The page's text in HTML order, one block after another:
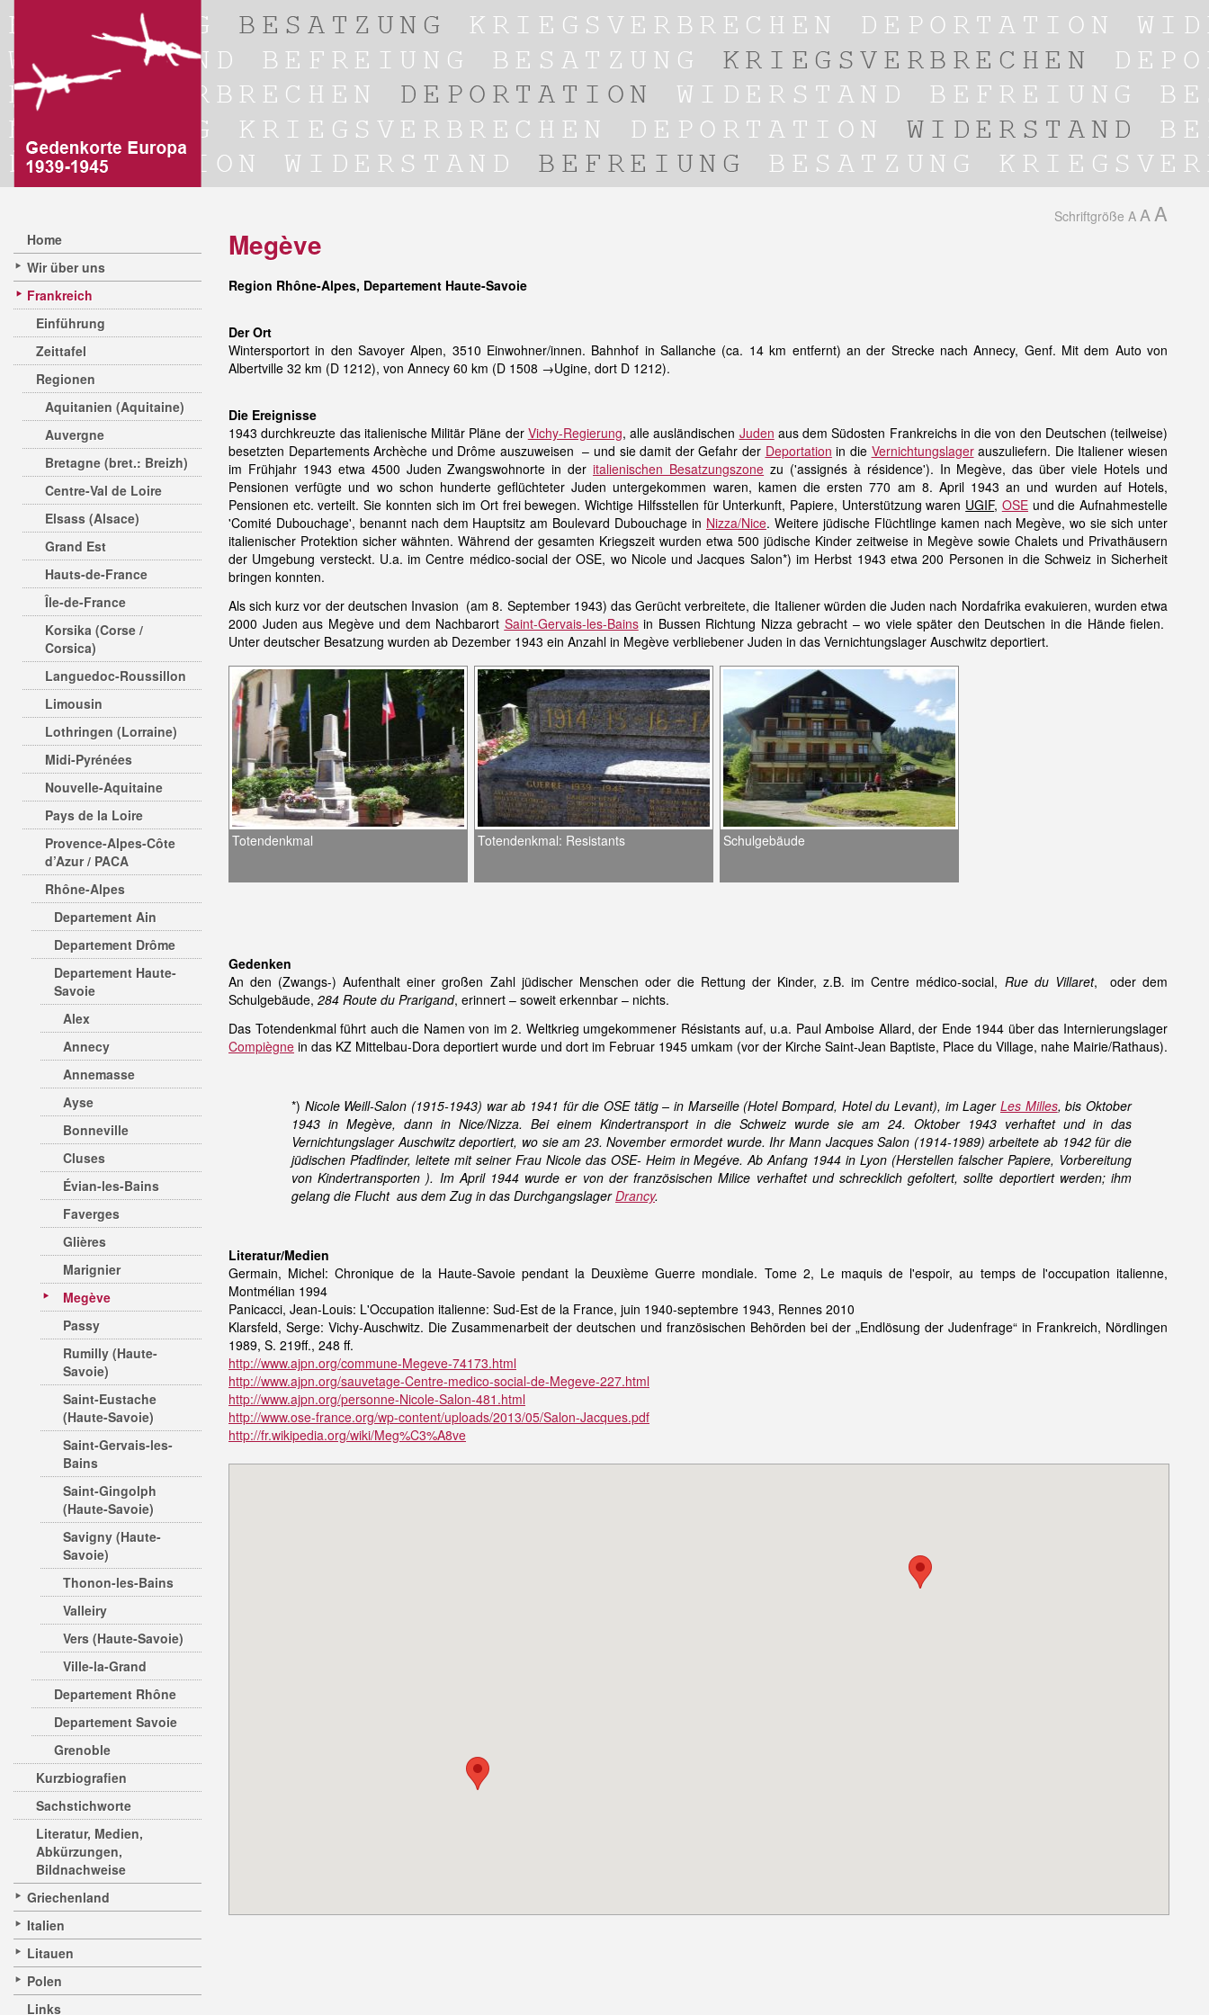
Home
Wir über uns
Frankreich
Einführung
Zeittafel
Regionen
Aquitanien (Aquitaine)
Auvergne
Bretagne (bret.: Breizh)
Centre-Val de Loire
Elsass (Alsace)
Grand Est
Hauts-de-France
Île-de-France
Korsika (Corse /
Corsica)
Languedoc-Roussillon
Limousin
Lothringen (Lorraine)
Midi-Pyrénées
Nouvelle-Aquitaine
Pays de la Loire
Provence-Alpes-Côte
d’Azur / PACA
Rhône-Alpes
Departement Ain
Departement Drôme
Departement Haute-
Savoie
Alex
Annecy
Annemasse
Ayse
Bonneville
Cluses
Évian-les-Bains
Faverges
Glières
Marignier
Megève
Passy
Rumilly (Haute-
Savoie)
Saint-Eustache
(Haute-Savoie)
Saint-Gervais-les-
Bains
Saint-Gingolph
(Haute-Savoie)
Savigny (Haute-
Savoie)
Thonon-les-Bains
Valleiry
Vers (Haute-Savoie)
Ville-la-Grand
Departement Rhône
Departement Savoie
Grenoble
Kurzbiografien
Sachstichworte
Literatur, Medien,
Abkürzungen,
Bildnachweise
Griechenland
Italien
Litauen
Polen
Links
Schriftgröße A A A
Megève
Region Rhône-Alpes, Departement Haute-Savoie
Der Ort
Wintersportort in den Savoyer Alpen, 3510 Einwohner/innen. Bahnhof in Sallanche (ca. 14 km entfernt) an der Strecke nach Annecy, Genf. Mit dem Auto von
Albertville 32 km (D 1212), von Annecy 60 km (D 1508 →Ugine, dort D 1212).
Die Ereignisse
1943 durchkreuzte das italienische Militär Pläne der Vichy-Regierung, alle ausländischen Juden aus dem Südosten Frankreichs in die von den Deutschen (teilweise)
besetzten Departements Archèche und Drôme auszuweisen – und sie damit der Gefahr der Deportation in die Vernichtungslagerauszuliefern. Die Italiener wiesen
im Frühjahr 1943 etwa 4500 Juden Zwangswohnorte in deritalienischen Besatzungszone zu ('assignés à résidence'). In Megève, das über viele Hotels und
Pensionen verfügte und wo schon hunderte geflüchteter Juden untergekommen waren, kamen die ersten 770 am 8. April 1943 an und wurden auf Hotels,
Pensionen etc. verteilt. Sie konnten sich im Ort frei bewegen. Wichtige Hilfsstellen für Unterkunft, Papiere, Unterstützung waren UGIF, OSEund die Aufnahmestelle
'Comité Dubouchage', benannt nach dem Hauptsitz am Boulevard Dubouchage in Nizza/Nice. Weitere jüdische Flüchtlinge kamen nach Megève, wo sie sich unter
italienischer Protektion sicher wähnten. Während der gesamten Kriegszeit wurden etwa 500 jüdische Kinder zeitweise in Megève sowie Chalets und Privathäusern
der Umgebung versteckt. U.a. im Centre médico-social der OSE, wo Nicole und Jacques Salon*) im Herbst 1943 etwa 200 Personen in die Schweiz in Sicherheit
bringen konnten.
Als sich kurz vor der deutschen Invasion (am 8. September 1943) das Gerücht verbreitete, die Italiener würden die Juden nach Nordafrika evakuieren, wurden etwa
2000 Juden aus Megève und dem Nachbarort Saint-Gervais-les-Bainsin Bussen Richtung Nizza gebracht – wo viele später den Deutschen in die Hände fielen.
Unter deutscher Besatzung wurden ab Dezember 1943 ein Anzahl in Megève verbliebener Juden in das Vernichtungslager Auschwitz deportiert.
Totendenkmal Totendenkmal: Resistants Schulgebäude
Gedenken
An den (Zwangs-) Aufenthalt einer großen Zahl jüdischer Menschen oder die Rettung der Kinder, z.B. im Centre médico-social, Rue du Villaret, oder dem
Schulgebäude, 284 Route du Prarigand, erinnert – soweit erkennbar – nichts.
Das Totendenkmal führt auch die Namen von im 2. Weltkrieg umgekommener Résistants auf, u.a. Paul Amboise Allard, der Ende 1944 über das Internierungslager
Compiègne in das KZ Mittelbau-Dora deportiert wurde und dort im Februar 1945 umkam (vor der Kirche Saint-Jean Baptiste, Place du Village, nahe Mairie/Rathaus).
*) Nicole Weill-Salon (1915-1943) war ab 1941 für die OSE tätig – in Marseille (Hotel Bompard, Hotel du Levant), im Lager Les Milles, bis Oktober
1943 in Megève, dann in Nice/Nizza. Bei einem Kindertransport in die Schweiz wurde sie am 24. Oktober 1943 verhaftet und in das
Vernichtungslager Auschwitz deportiert, wo sie am 23. November ermordet wurde. Ihr Mann Jacques Salon (1914-1989) arbeitete ab 1942 für die
jüdischen Pfadfinder, leitete mit seiner Frau Nicole das OSE- Heim in Megéve. Ab Anfang 1944 in Lyon (Herstellen falscher Papiere, Vorbereitung
von Kindertransporten ). Im April 1944 wurde er von der französischen Milice verhaftet und schrecklich gefoltert, sollte deportiert werden; ihm
gelang die Flucht aus dem Zug in das DurchgangslagerDrancy.
Literatur/Medien
Germain, Michel: Chronique de la Haute-Savoie pendant la Deuxième Guerre mondiale. Tome 2, Le maquis de l'espoir, au temps de l'occupation italienne,
Montmélian 1994
Panicacci, Jean-Louis: L'Occupation italienne: Sud-Est de la France, juin 1940-septembre 1943, Rennes 2010
Klarsfeld, Serge: Vichy-Auschwitz. Die Zusammenarbeit der deutschen und französischen Behörden bei der „Endlösung der Judenfrage“ in Frankreich, Nördlingen
1989, S. 219ff., 248 ff.
http://www.ajpn.org/commune-Megeve-74173.html
http://www.ajpn.org/sauvetage-Centre-medico-social-de-Megeve-227.html
http://www.ajpn.org/personne-Nicole-Salon-481.html
http://www.ose-france.org/wp-content/uploads/2013/05/Salon-Jacques.pdf
http://fr.wikipedia.org/wiki/Meg%C3%A8ve